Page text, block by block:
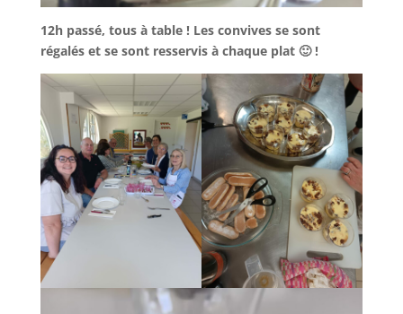
12h passé, tous à table ! Les convives se sont
régalés et se sont resservis à chaque plat 🙂 !